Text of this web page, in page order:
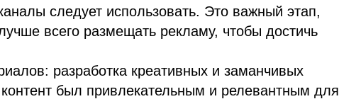
следует использовать. Это важный этап,
всего размещать рекламу, чтобы достичь
разработка креативных и заманчивых
был привлекательным и релевантным для